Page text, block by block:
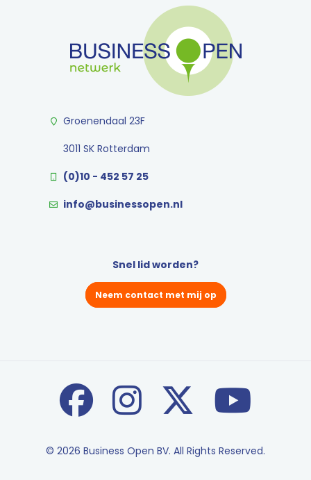
Groenendaal 23F
3011 SK Rotterdam
(0)10 - 452 57 25
info@businessopen.nl
Snel lid worden?
Neem contact met mij op
© 2026 Business Open BV. All Rights Reserved.